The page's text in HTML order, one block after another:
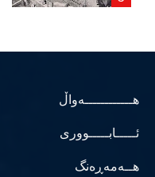
هــــــــــــەواڵ
ئـــــابـــــووری
هــەمەڕەنگ